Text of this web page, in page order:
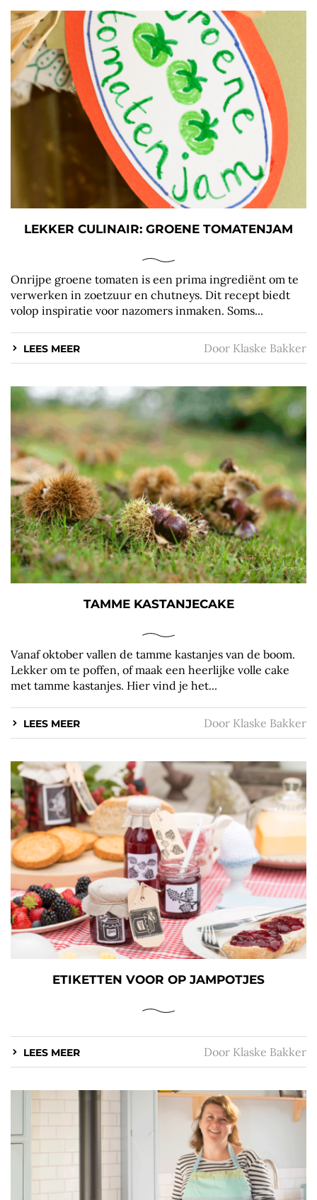
LEKKER CULINAIR: GROENE TOMATENJAM
Onrijpe groene tomaten is een prima ingrediënt om te
verwerken in zoetzuur en chutneys. Dit recept biedt
volop inspiratie voor nazomers inmaken. Soms...
LEES MEER Door Klaske Bakker
TAMME KASTANJECAKE
Vanaf oktober vallen de tamme kastanjes van de boom.
Lekker om te poffen, of maak een heerlijke volle cake
met tamme kastanjes. Hier vind je het...
LEES MEER Door Klaske Bakker
ETIKETTEN VOOR OP JAMPOTJES
LEES MEER Door Klaske Bakker